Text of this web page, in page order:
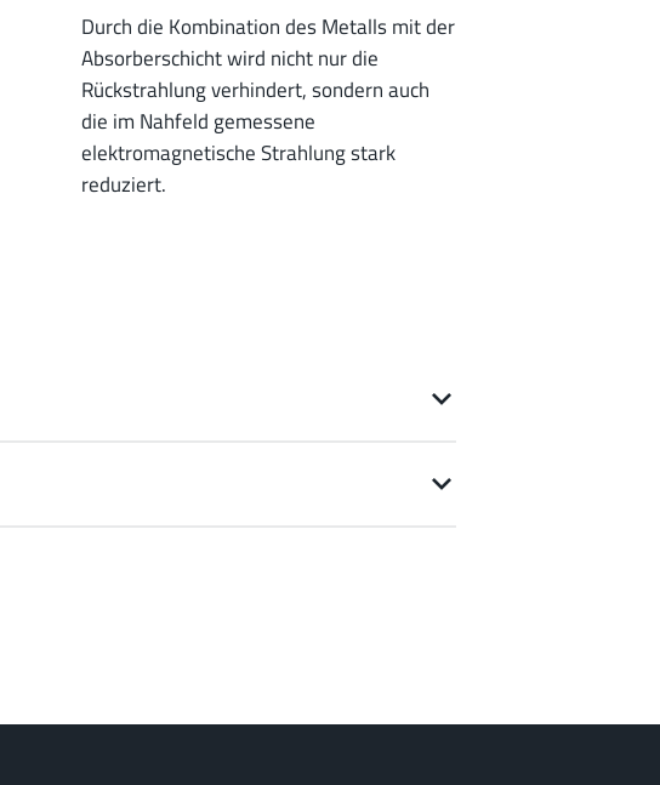
Durch die Kombination des Metalls mit der
Absorberschicht wird nicht nur die
Rückstrahlung verhindert, sondern auch
die im Nahfeld gemessene
elektromagnetische Strahlung stark
reduziert.